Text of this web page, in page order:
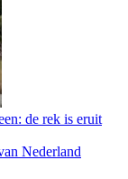
de rek is eruit
Nederland